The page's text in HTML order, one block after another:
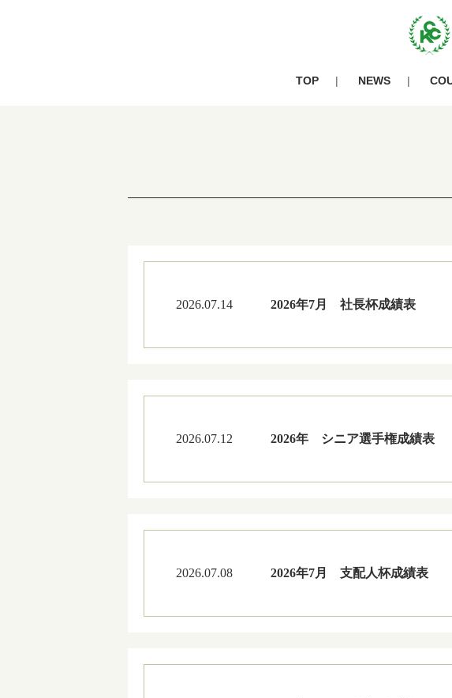
TOP NEWS
2026.07.14 2026年7月 社長杯成績表
2026.07.12 2026年 シニア選手権成績表
2026.07.08 2026年7月 支配人杯成績表